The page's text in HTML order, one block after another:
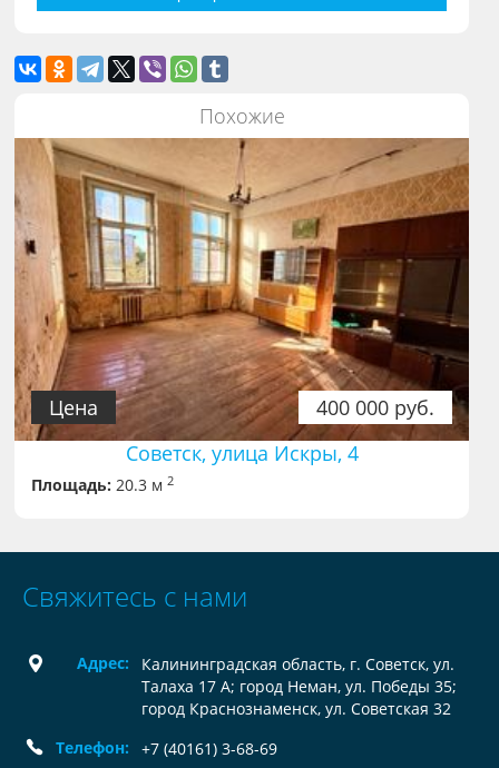
Похожие
400 000 руб.
Цена
Советск, улица Искры, 4
Площадь: 20.3 м2
Свяжитесь с нами
Адрес:
Калининградская область, г. Советск, ул.
Талаха 17 А; город Неман, ул. Победы 35;
город Краснознаменск, ул. Советская 32
Телефон:
+7 (40161) 3-68-69